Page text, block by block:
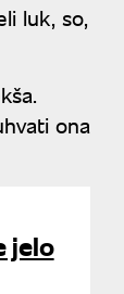
luk, so,
ona
jelo